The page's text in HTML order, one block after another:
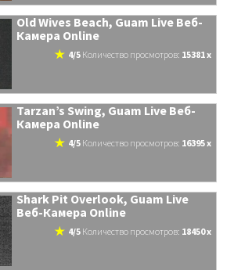
Old Wives Beach, Guam Live Веб-
Камера Online
4/5 количество просмотров: 15381 x
Tarzan’s Swing, Guam Live Веб-
Камера Online
4/5 количество просмотров: 16395 x
Shark Pit Overlook, Guam Live
Веб-Камера Online
4/5 количество просмотров: 18450 x